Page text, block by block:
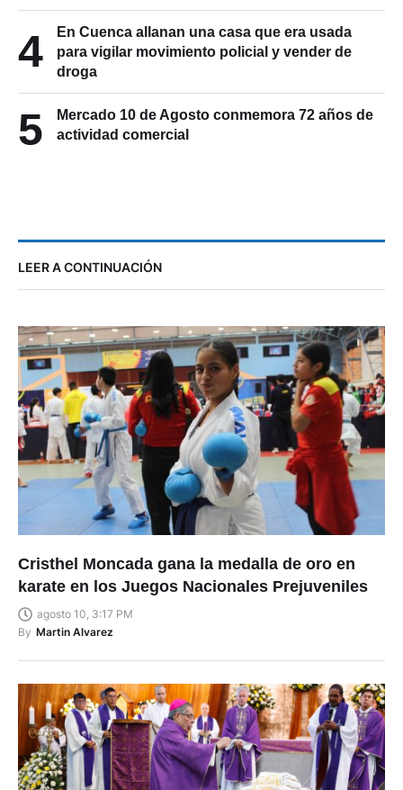
4
En Cuenca allanan una casa que era usada
para vigilar movimiento policial y vender de
droga
5
Mercado 10 de Agosto conmemora 72 años de
actividad comercial
LEER A CONTINUACIÓN
Cristhel Moncada gana la medalla de oro en
karate en los Juegos Nacionales Prejuveniles
agosto 10, 3:17 PM
By Martin Alvarez